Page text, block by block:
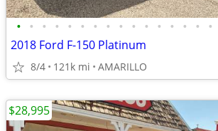
• • • • • • • • • • • • • • • •
2018 Ford F-150 Platinum
8/4 121k mi AMARILLO
$28,995